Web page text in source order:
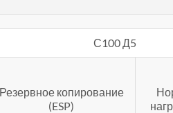
С100 Д5
Резервное копирование
(ESP)